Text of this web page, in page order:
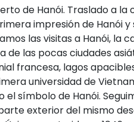
de Hanói. Traslado a
impresión de Hanói
las visitas a Hanói, la
de las pocas ciudades
francesa, lagos
universidad de
símbolo de Hanói.
exterior del mismo